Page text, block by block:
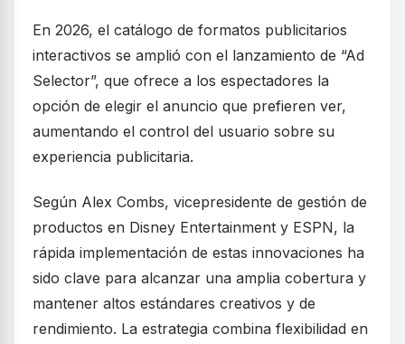
En 2026, el catálogo de formatos publicitarios
interactivos se amplió con el lanzamiento de “Ad
Selector”, que ofrece a los espectadores la
opción de elegir el anuncio que prefieren ver,
aumentando el control del usuario sobre su
experiencia publicitaria.
Según Alex Combs, vicepresidente de gestión de
productos en Disney Entertainment y ESPN, la
rápida implementación de estas innovaciones ha
sido clave para alcanzar una amplia cobertura y
mantener altos estándares creativos y de
rendimiento. La estrategia combina flexibilidad en